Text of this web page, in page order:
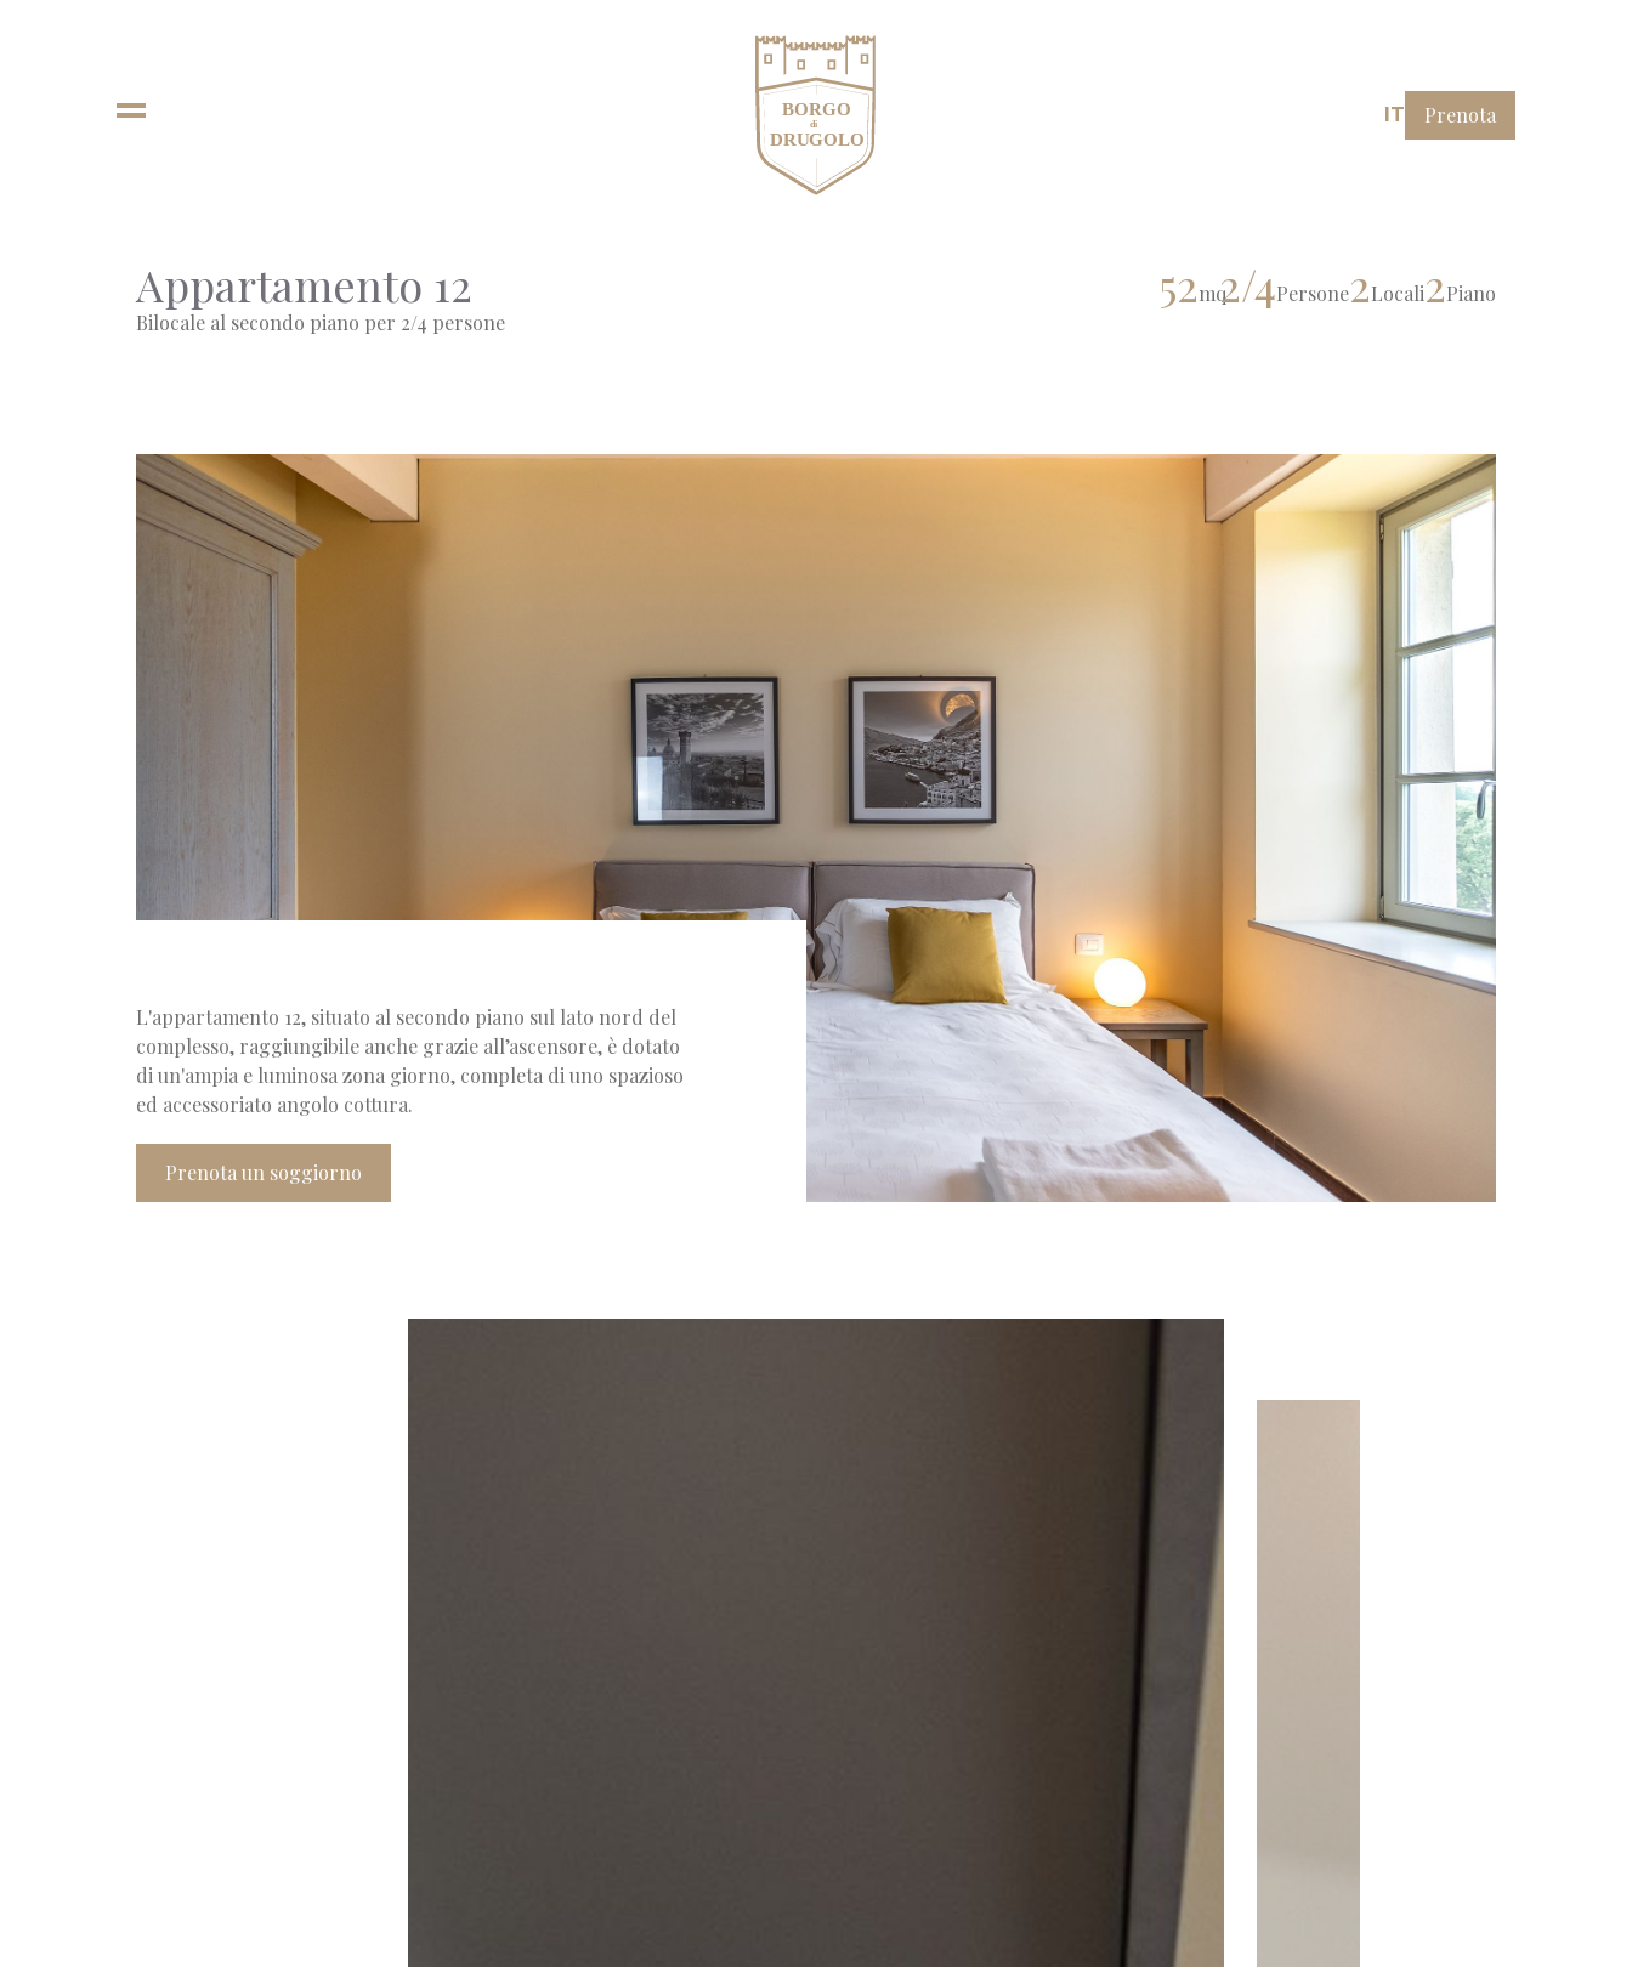
IT Prenota
Appartamento 12
Bilocale al secondo piano per 2/4 persone
52mq2/4Persone2Locali2Piano
L'appartamento 12, situato al secondo piano sul lato nord del
complesso, raggiungibile anche grazie all’ascensore, è dotato
di un'ampia e luminosa zona giorno, completa di uno spazioso
ed accessoriato angolo cottura.
Prenota un soggiorno